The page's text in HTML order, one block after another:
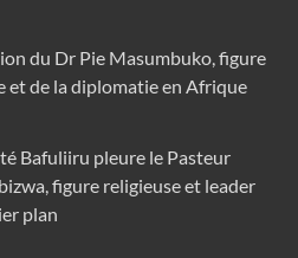
du Dr Pie Masumbuko, figure
et de la diplomatie en Afrique
Bafuliiru pleure le Pasteur
figure religieuse et leader
plan